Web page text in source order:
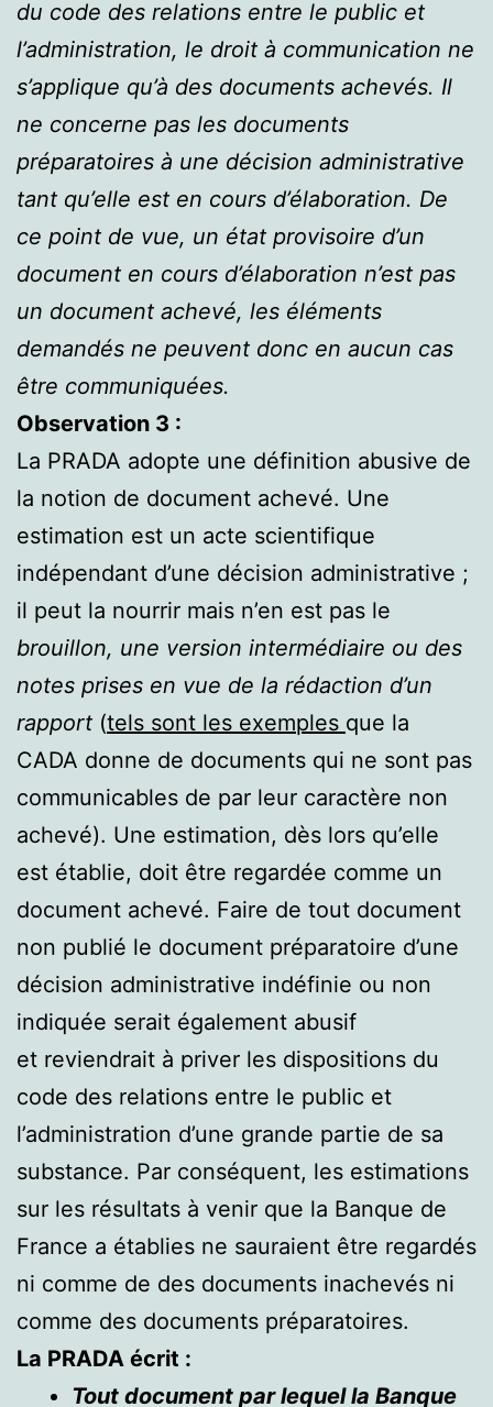
du code des relations entre le public et
l’administration, le droit à communication ne
s’applique qu’à des documents achevés. Il
ne concerne pas les documents
préparatoires à une décision administrative
tant qu’elle est en cours d’élaboration. De
ce point de vue, un état provisoire d’un
document en cours d’élaboration n’est pas
un document achevé, les éléments
demandés ne peuvent donc en aucun cas
être communiquées.
Observation 3 :
La PRADA adopte une définition abusive de
la notion de document achevé. Une
estimation est un acte scientifique
indépendant d’une décision administrative ;
il peut la nourrir mais n’en est pas le
brouillon, une version intermédiaire ou des
notes prises en vue de la rédaction d’un
rapport (tels sont les exemples que la
CADA donne de documents qui ne sont pas
communicables de par leur caractère non
achevé). Une estimation, dès lors qu’elle
est établie, doit être regardée comme un
document achevé. Faire de tout document
non publié le document préparatoire d’une
décision administrative indéfinie ou non
indiquée serait également abusif
et reviendrait à priver les dispositions du
code des relations entre le public et
l’administration d’une grande partie de sa
substance. Par conséquent, les estimations
sur les résultats à venir que la Banque de
France a établies ne sauraient être regardés
ni comme de des documents inachevés ni
comme des documents préparatoires.
La PRADA écrit :
Tout document par lequel la Banque